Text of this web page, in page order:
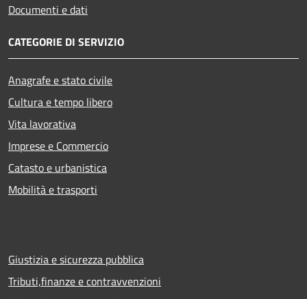
Documenti e dati
CATEGORIE DI SERVIZIO
Anagrafe e stato civile
Cultura e tempo libero
Vita lavorativa
Imprese e Commercio
Catasto e urbanistica
Mobilità e trasporti
Giustizia e sicurezza pubblica
Tributi,finanze e contravvenzioni